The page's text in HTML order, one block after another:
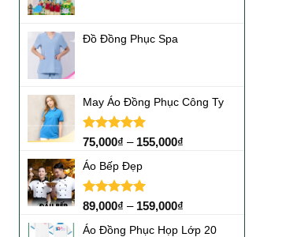
Đồ Đồng Phục Spa
May Áo Đồng Phục Công Ty
Được xếp
5 sao
75,000₫ – 155,000₫
Áo Bếp Đẹp
Được xếp
5 sao
89,000₫ – 159,000₫
Áo Đồng Phục Họp Lớp 20